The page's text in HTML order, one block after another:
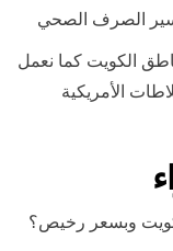
الصرف الصحي
الكويت كما نعمل
الأمريكية
وبسعر رخيص؟